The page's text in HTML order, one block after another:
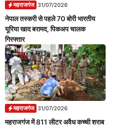
महराजगंज 31/07/2026
नेपाल तस्करी से पहले 70 बोरी भारतीय
यूरिया खाद बरामद, पिकअप चालक
गिरफ्तार
महराजगंज 31/07/2026
महराजगंज में 811 लीटर अवैध कच्ची शराब